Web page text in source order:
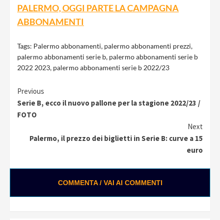
PALERMO, OGGI PARTE LA CAMPAGNA
ABBONAMENTI
Tags: Palermo abbonamenti, palermo abbonamenti prezzi,
palermo abbonamenti serie b, palermo abbonamenti serie b
2022 2023, palermo abbonamenti serie b 2022/23
Continue
Reading
Previous
Serie B, ecco il nuovo pallone per la stagione 2022/23 /
FOTO
Next
Palermo, il prezzo dei biglietti in Serie B: curve a 15
euro
COMMENTA / VAI AI COMMENTI